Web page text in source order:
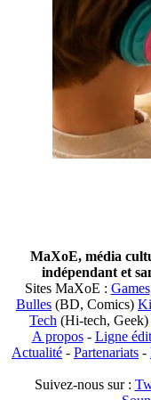
MaXoE, média
indépendant et
Sites MaXoE : Games
Bulles (BD, Comics)
Tech (Hi-tech, Geek)
A propos- Ligne
Actualité - Partenariats -
Suivez-nous sur :